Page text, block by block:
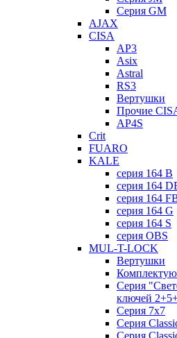
Серия GM
AJAX
CISA
AP3
Asix
Astral
RS3
Вертушки
Прочие
AP4S
Crit
FUARO
KALE
серия 164 B
серия 164
серия 164
серия 164 G
серия 164 S
серия OBS
MUL-T-LOCK
Вертушки
Серия
ключей
Серия 7х7
Серия
Серия